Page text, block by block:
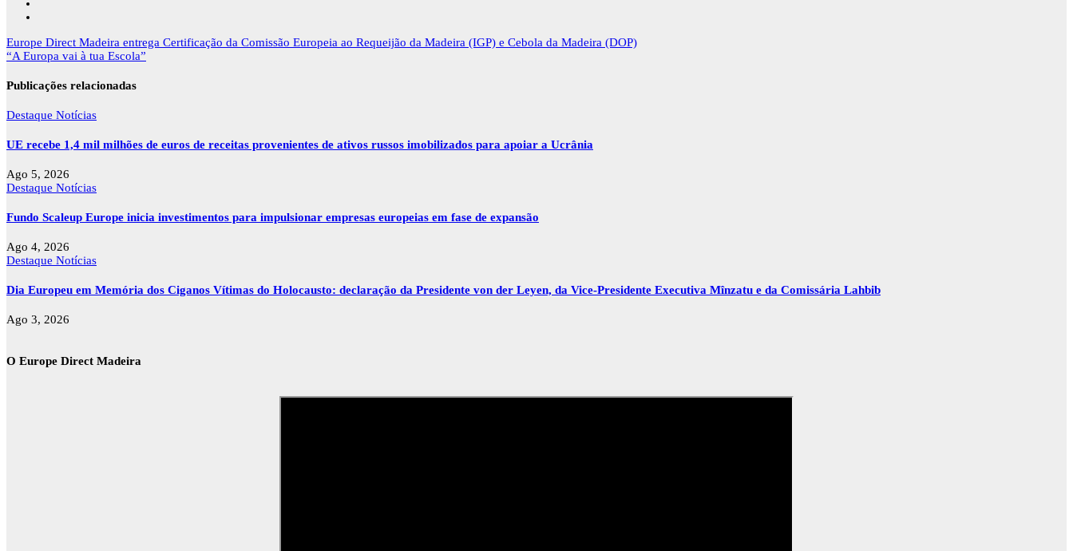
Navegação
de
Europe Direct Madeira entrega Certificação da Comissão Europeia ao Requeijão da Madeira (IGP) e Cebola da Madeira (DOP)
“A Europa vai à tua Escola”
Publicações relacionadas
Destaque Notícias
UE recebe 1,4 mil milhões de euros de receitas provenientes de ativos russos imobilizados para apoiar a Ucrânia
Ago 5, 2026
Destaque Notícias
Fundo Scaleup Europe inicia investimentos para impulsionar empresas europeias em fase de expansão
Ago 4, 2026
Destaque Notícias
Dia Europeu em Memória dos Ciganos Vítimas do Holocausto: declaração da Presidente von der Leyen, da Vice-Presidente Executiva Mînzatu e da Comissária Lahbib
Ago 3, 2026
O Europe Direct Madeira